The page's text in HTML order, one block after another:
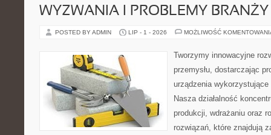
WYZWANIA I PROBLEMY BRANŻY
POSTED BY ADMIN LIP - 1 - 2026 MOŻLIWOŚĆ
Tworzymy innowacyjne
przemysłu, dostarczając
urządzenia
Nasza działalność
produkcji, wdrażaniu oraz
rozwiązań, które znajdują